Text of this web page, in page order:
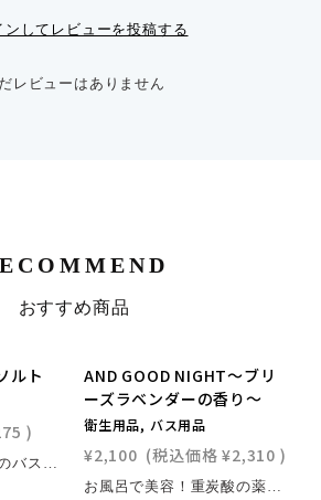
ンしてレビューを投稿する
レビューはありません
おすすめ商品
ルト
)
金木犀の香りに癒しのバスタイム うるおい成分配合 うるおい成分のモクセイ花エキス、ハチミツを配合、さらに肌のキメを整え、肌トラブルの改善に効果的なホホバ種子油を配合したまさに美容液のような入浴剤！ 甘く柔らかい金木犀の香りで癒される贅沢バスタイムを実現 自然に近く、より理想的な金木犀の香りがバスタイムを包みます。 細かく砕かれたバスソルトがお風呂いっぱいに広がり癒し空間を演出します。 POINT うるおい成分をたっぷり配合 肌トラブルの改善にピッタリ 自然に近い金木犀の香り ほんのり色付きがかわいい COMPONENT 成分チェックはこちら 海塩、セスキ炭酸Na、香料、三リン酸Na、モクセイ花エキス、ホホバ種子油、ハチミツ、シリカ、チオ硫酸Na、BG、水、黄 4、橙 205 HOW TO 浴槽のお湯(200L)に1包を入れよく溶かしてご入浴ください。※40度前後のお湯にじっくりと15分以上の入浴をおすすめします。
AND GOOD NIGHT〜ブリ
ーズラベンダーの香り〜
衛生用品, バス用品
¥2,100 (税込価格 ¥2,310 )
お風呂で美容！重炭酸の薬用入浴剤 お得すぎる7回分のLサイズ 安心安全の医薬部外品入浴剤 冷え性や肩こり・身体の気だるさなど！巡りの悪い血行が原因で引きおこる様々な身体のトラブル・・・ 重炭酸が温浴効果を高めて血行を促進してくれます さらに保湿性の高いLアルギニンを配合 必須アミノ酸の一種であるLアルギニンが肌に潤いを与えます こんな症状でお悩みの方におすすめ あせも、ひび、肩のこり、打ち身、痔、しっしん、疲労回復、腰痛、産前産後の冷え性、あかぎれ、にきび、荒れ性、くじき、神経痛、しもやけ、冷え性、リウマチ POINT 安心の医療部外品入浴剤 保湿成分たっぷり配合 様々なお悩みを改善 お風呂で充実の美容ケア DETAIL 内容量：７回分 HOW TO 浴槽のお湯(160～180L)に3錠を入れよく溶かしてご入浴ください。※40度前後のお湯にじっくりと15分以上の入浴をおすすめします。